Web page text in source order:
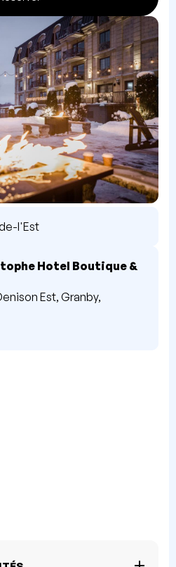
l'Est
Hotel Boutique &
Est, Granby,